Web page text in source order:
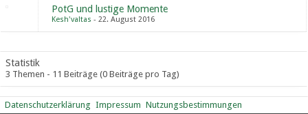
PotG und lustige Momente
Kesh'valtas 22. August 2016
Statistik
3 Themen - 11 Beiträge (0 Beiträge pro Tag)
Datenschutzerklärung Impressum Nutzungsbestimmungen